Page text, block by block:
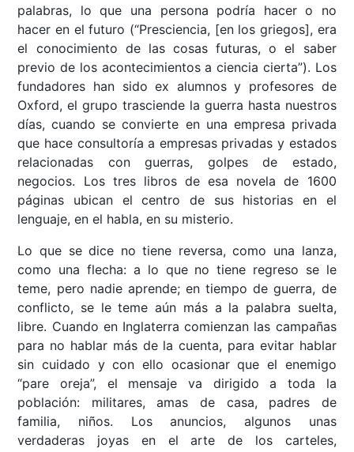
palabras, lo que una persona podría hacer o no
hacer en el futuro (“Presciencia, [en los griegos], era
el conocimiento de las cosas futuras, o el saber
previo de los acontecimientos a ciencia cierta”). Los
fundadores han sido ex alumnos y profesores de
Oxford, el grupo trasciende la guerra hasta nuestros
días, cuando se convierte en una empresa privada
que hace consultoría a empresas privadas y estados
relacionadas con guerras, golpes de estado,
negocios. Los tres libros de esa novela de 1600
páginas ubican el centro de sus historias en el
lenguaje, en el habla, en su misterio.
Lo que se dice no tiene reversa, como una lanza,
como una flecha: a lo que no tiene regreso se le
teme, pero nadie aprende; en tiempo de guerra, de
conflicto, se le teme aún más a la palabra suelta,
libre. Cuando en Inglaterra comienzan las campañas
para no hablar más de la cuenta, para evitar hablar
sin cuidado y con ello ocasionar que el enemigo
“pare oreja”, el mensaje va dirigido a toda la
población: militares, amas de casa, padres de
familia, niños. Los anuncios, algunos unas
verdaderas joyas en el arte de los carteles,